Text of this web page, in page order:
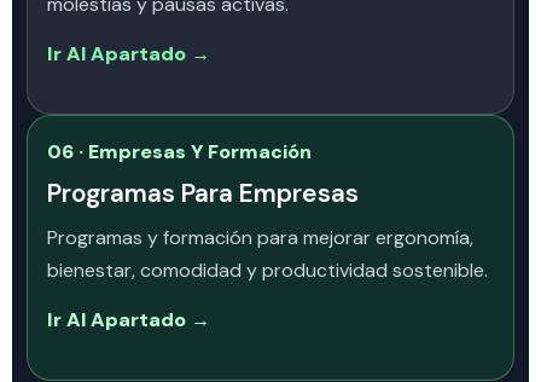
Ir Al Apartado →
06 · Empresas Y Formación
Programas Para Empresas
Programas y formación para mejorar ergonomía,
bienestar, comodidad y productividad sostenible.
Ir Al Apartado →